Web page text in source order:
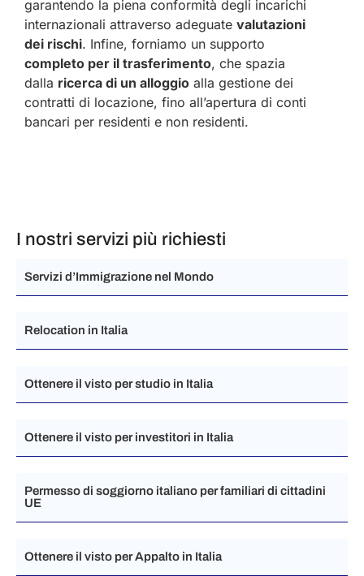
garantendo la piena conformità degli incarichi
internazionali attraverso adeguate valutazioni
dei rischi. Infine, forniamo un supporto
completo per il trasferimento, che spazia
dalla ricerca di un alloggio alla gestione dei
contratti di locazione, fino all’apertura di conti
bancari per residenti e non residenti.
I nostri servizi più richiesti
Servizi d’Immigrazione nel Mondo
Relocation in Italia
Ottenere il visto per studio in Italia​
Ottenere il visto per investitori in Italia​
Permesso di soggiorno italiano per familiari di cittadini
UE
Ottenere il visto per Appalto in Italia​